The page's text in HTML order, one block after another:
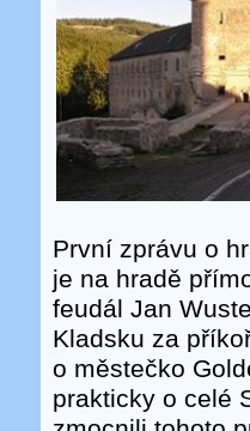
První zprávu o
je na hradě
feudál Jan
Kladsku za
o městečko
prakticky o celé